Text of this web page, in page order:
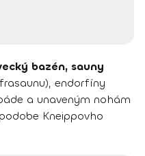
bazén, sauny
endorfíny
a unaveným nohám
Kneippovho